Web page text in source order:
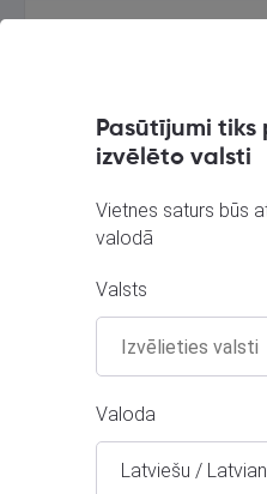
380.00€
Pasūtījumi
izvēlēto valsti
Vietnes saturs būs
valodā
Valsts
Valoda
Latviešu / Latvian